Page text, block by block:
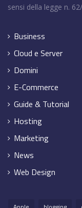
sensi della legge n.
Business
Cloud e Server
Domini
E-Commerce
Guide & Tutorial
Hosting
Marketing
News
Web Design